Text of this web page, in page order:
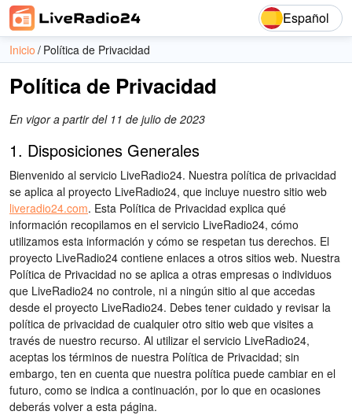
Español
Inicio Política de Privacidad
Política de Privacidad
En vigor a partir del 11 de julio de 2023
1. Disposiciones Generales
Bienvenido al servicio LiveRadio24. Nuestra política de privacidad
se aplica al proyecto LiveRadio24, que incluye nuestro sitio web
liveradio24.com. Esta Política de Privacidad explica qué
información recopilamos en el servicio LiveRadio24, cómo
utilizamos esta información y cómo se respetan tus derechos. El
proyecto LiveRadio24 contiene enlaces a otros sitios web. Nuestra
Política de Privacidad no se aplica a otras empresas o individuos
que LiveRadio24 no controle, ni a ningún sitio al que accedas
desde el proyecto LiveRadio24. Debes tener cuidado y revisar la
política de privacidad de cualquier otro sitio web que visites a
través de nuestro recurso. Al utilizar el servicio LiveRadio24,
aceptas los términos de nuestra Política de Privacidad; sin
embargo, ten en cuenta que nuestra política puede cambiar en el
futuro, como se indica a continuación, por lo que en ocasiones
deberás volver a esta página.